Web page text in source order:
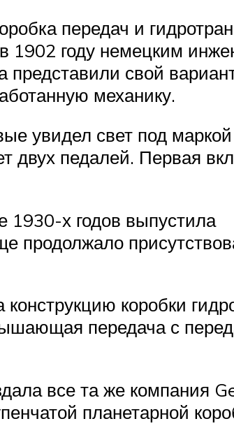
передач и
1902 году немецким
свой
механику.
увидел свет под
двух педалей. Первая
1930-х годов выпустила
продолжало
коробки
передача с
все та же компания
планетарной